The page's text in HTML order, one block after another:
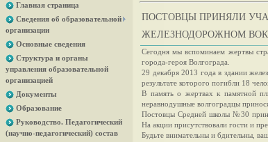
Главная страница
Сведения об образовательной
организации
Основные сведения
Структура и органы
управления образовательной
организацией
Документы
Образование
Руководство. Педагогический
(научно-педагогический) состав
ПОСТОВЦЫ ПРИНЯЛИ
ЖЕЛЕЗНОДОРОЖНОМ
Сегодня мы вспоминаем жертвы
города-героя Волгограда.
29 декабря 2013 года в здании
результате которого погибли 18
В память о жертвах к памятной
неравнодушные волгоградцы
Постовцы Средней школы №30
На акции присутствовали гости и
Будьте внимательны и бдительны,